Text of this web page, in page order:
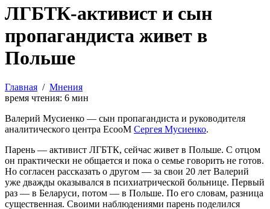
ЛГБТК-активист и сын
пропагандиста живет в
Польше
Главная / Мнения
время чтения: 6 мин
Валерий Мусиенко — сын пропагандиста и руководителя
аналитического центра ЕсооМ Сергея Мусиенко.
Парень — активист ЛГБТК, сейчас живет в Польше. С отцом
он практически не общается и пока о семье говорить не готов.
Но согласен рассказать о другом — за свои 20 лет Валерий
уже дважды оказывался в психиатрической больнице. Первый
раз — в Беларуси, потом — в Польше. По его словам, разница
существенная. Своими наблюдениями парень поделился